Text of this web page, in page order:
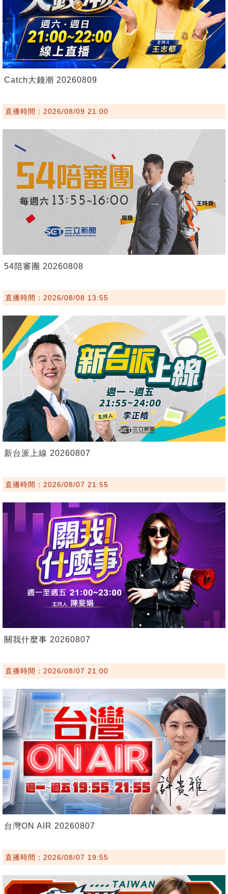
Catch大錢潮 20260809
直播時間：2026/08/09 21:00
54陪審團 20260808
直播時間：2026/08/08 13:55
新台派上線 20260807
直播時間：2026/08/07 21:55
關我什麼事 20260807
直播時間：2026/08/07 21:00
台灣ON AIR 20260807
直播時間：2026/08/07 19:55